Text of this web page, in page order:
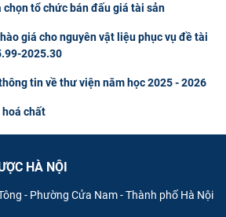
tổ chức bán đấu giá tài sản
giá cho nguyên vật liệu phục vụ đề tài
2025.30
tin về thư viện năm học 2025 - 2026
chất
HÀ NỘI
- Phường Cửa Nam - Thành phố Hà Nội